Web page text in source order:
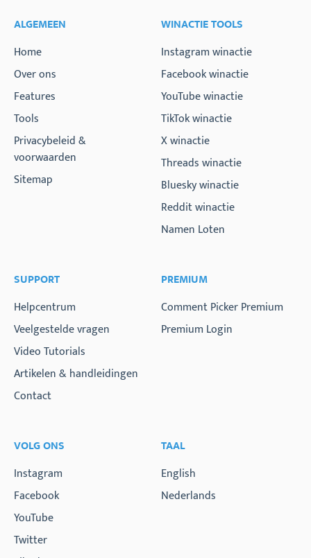
ALGEMEEN
Home
Over ons
Features
Tools
Privacybeleid &
voorwaarden
Sitemap
WINACTIE TOOLS
Instagram winactie
Facebook winactie
YouTube winactie
TikTok winactie
X winactie
Threads winactie
Bluesky winactie
Reddit winactie
Namen Loten
SUPPORT
Helpcentrum
Veelgestelde vragen
Video Tutorials
Artikelen & handleidingen
Contact
PREMIUM
Comment Picker Premium
Premium Login
VOLG ONS
Instagram
Facebook
YouTube
Twitter
TAAL
English
Nederlands